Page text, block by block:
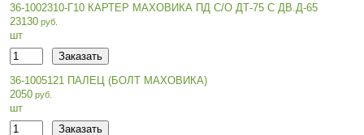
36-1002310-Г10 КАРТЕР МАХОВИКА ПД С/О ДТ-75 С ДВ.Д-65
23130
шт
36-1005121 ПАЛЕЦ (БОЛТ МАХОВИКА)
2050
шт